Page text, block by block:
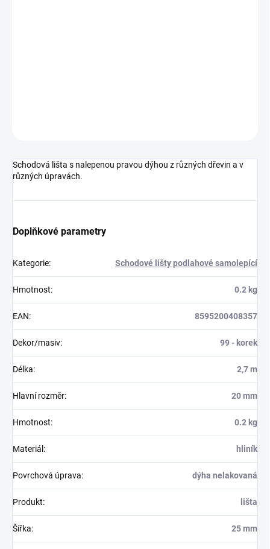
Schodová lišta s nalepenou pravou dýhou z různých dřevin a v
různých úpravách.
Doplňkové parametry
Kategorie: Schodové lišty podlahové samolepící
Hmotnost: 0.2 kg
EAN: 8595200408357
Dekor/masiv: 99 - korek
Délka: 2,7 m
Hlavní rozměr: 20 mm
Hmotnost: 0.2 kg
Materiál : hliník
Povrchová úprava: dýha nelakovaná
Produkt: lišta
Šířka: 25 mm